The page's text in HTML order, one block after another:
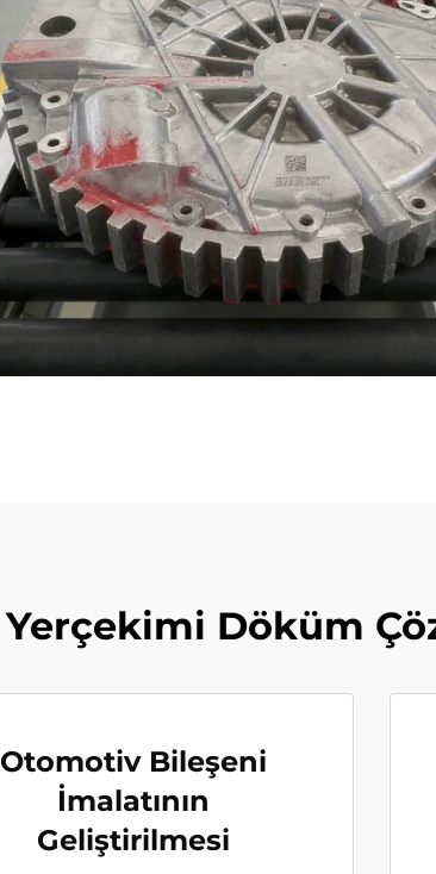
Yerçekimi Döküm
Otomotiv Bileşeni
İmalatının
Geliştirilmesi